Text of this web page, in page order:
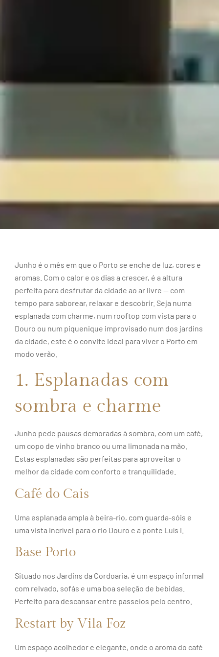
Junho é o mês em que o Porto se enche de luz, cores e
aromas. Com o calor e os dias a crescer, é a altura
perfeita para desfrutar da cidade ao ar livre — com
tempo para saborear, relaxar e descobrir. Seja numa
esplanada com charme, num rooftop com vista para o
Douro ou num piquenique improvisado num dos jardins
da cidade, este é o convite ideal para viver o Porto em
modo verão.
1. Esplanadas com
sombra e charme
Junho pede pausas demoradas à sombra, com um café,
um copo de vinho branco ou uma limonada na mão.
Estas esplanadas são perfeitas para aproveitar o
melhor da cidade com conforto e tranquilidade.
Café do Cais
Uma esplanada ampla à beira-rio, com guarda-sóis e
uma vista incrível para o rio Douro e a ponte Luís I.
Base Porto
Situado nos Jardins da Cordoaria, é um espaço informal
com relvado, sofás e uma boa seleção de bebidas.
Perfeito para descansar entre passeios pelo centro.
Restart by Vila Foz
Um espaço acolhedor e elegante, onde o aroma do café